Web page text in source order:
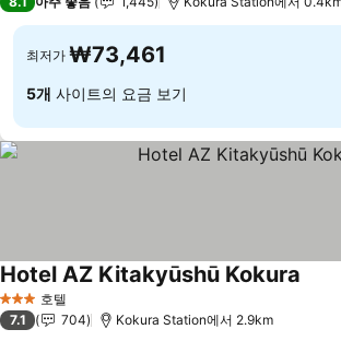
최저가 ₩73,461
5개 사이트의 요금 보기
3 성급 호텔
Hotel AZ Kitakyūshū Kokura
7.1 704 Kokura Station에서 2.9km